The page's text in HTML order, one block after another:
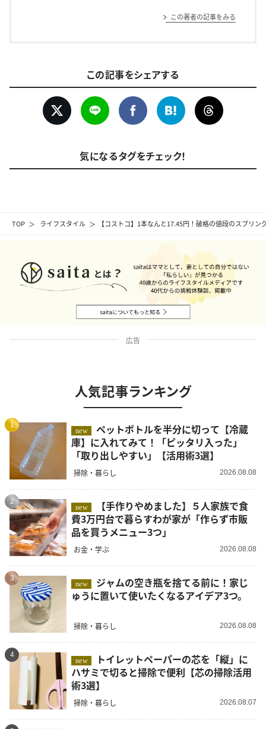
TOP ライフスタイル 【コストコ】1本なんと17.45円！破格の値段のスプリ
この著者の記事をみる
この記事をシェアする
気になるタグをチェック！
広告
人気記事ランキング
1
new
ペットボトルを半分に切って【冷蔵
庫】に入れてみて！「ピッタリ入った」
「取り出しやすい」【活用術3選】
掃除・暮らし 2026.08.08
2
new
費3万円台で暮らすわが家が「作らず市販
品を買うメニュー3つ」
お金・学ぶ 2026.08.08
3
new
ゅうに置いて使いたくなるアイデア3つ。
掃除・暮らし 2026.08.08
4
new
ハサミで切ると掃除で便利【芯の掃除活用
術3選】
掃除・暮らし 2026.08.07